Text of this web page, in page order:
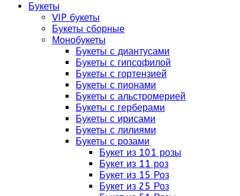
Букеты
VIP букеты
Букеты сборные
Монобукеты
Букеты с диантусами
Букеты с гипсофилой
Букеты с гортензией
Букеты с пионами
Букеты с альстромерией
Букеты с герберами
Букеты с ирисами
Букеты с лилиями
Букеты с розами
Букет из 101 розы
Букет из 11 роз
Букет из 15 Роз
Букет из 25 Роз